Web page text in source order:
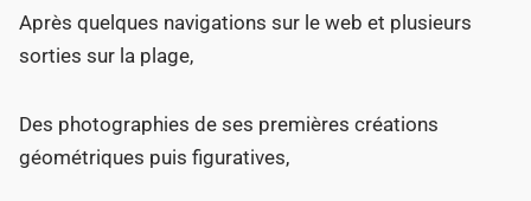
Après quelques navigations sur le web et plusieurs
sorties sur la plage,
Des photographies de ses premières créations
géométriques puis figuratives,